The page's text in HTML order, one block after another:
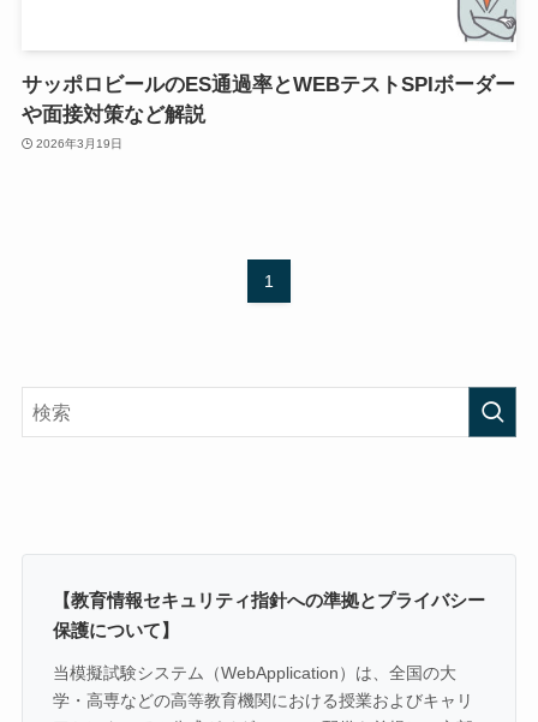
サッポロビールのES通過率とWEBテストSPIボーダー
や面接対策など解説
2026年3月19日
1
【教育情報セキュリティ指針への準拠とプライバシー
保護について】
当模擬試験システム（WebApplication）は、全国の大
学・高専などの高等教育機関における授業およびキャリ